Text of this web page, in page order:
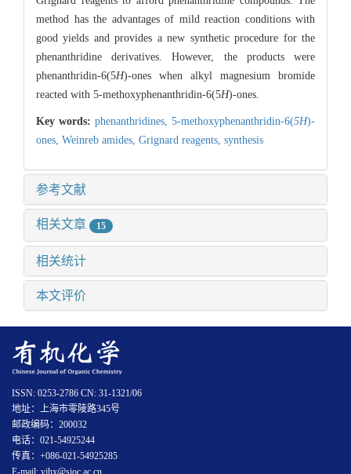
method has the advantages of mild reaction conditions with
good yields and provides a new synthetic procedure for the
phenanthridine derivatives. However, the products were
phenanthridin-6(5H)-ones when alkyl magnesium bromide
reacted with 5-methoxyphenanthridin-6(5H)-ones.
Key words: phenanthridines, 5-methoxyphenanthridin-6(5H)-
ones, Weinreb amides, Grignard reagents, synthesis
参考文献
相关文章 15
相关统计
本文评价
ISSN: 0253-2786 CN: 31-1321/06
地址：上海市零陵路345号
邮政编码：200032
电话：021-54925244
传真：+086-021-54925285
E-mail: yjhx@sioc.ac.cn